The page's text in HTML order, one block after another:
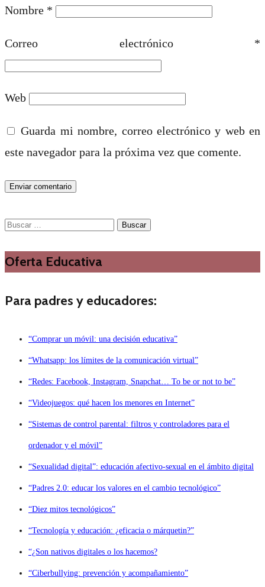
Nombre *
Correo electrónico *
Web
Guarda mi nombre, correo electrónico y web en
este navegador para la próxima vez que comente.
Buscar:
Oferta Educativa
Para padres y educadores:
“Comprar un móvil: una decisión educativa”
“Whatsapp: los límites de la comunicación virtual”
“Redes: Facebook, Instagram, Snapchat… To be or not to be”
“Videojuegos: qué hacen los menores en Internet”
“Sistemas de control parental: filtros y controladores para el
ordenador y el móvil”
“Sexualidad digital”: educación afectivo-sexual en el ámbito digital
“Padres 2.0: educar los valores en el cambio tecnológico”
“Diez mitos tecnológicos”
“Tecnología y educación: ¿eficacia o márquetin?”
“¿Son nativos digitales o los hacemos?
“Ciberbullying: prevención y acompañamiento”